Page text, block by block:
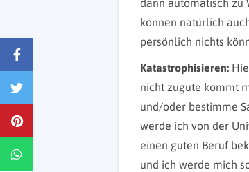
dann automatisch zu
können natürlich
persönlich nichts
Katastrophisieren:
nicht zugute kommt
und/oder bestimme
werde ich von der
einen guten Beruf
und ich werde mich